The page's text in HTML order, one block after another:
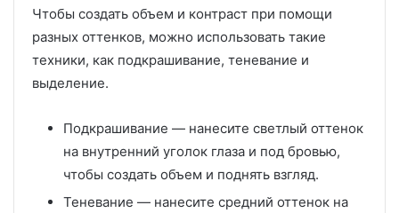
Чтобы создать объем и контраст при помощи
разных оттенков, можно использовать такие
техники, как подкрашивание, теневание и
выделение.
Подкрашивание — нанесите светлый оттенок
на внутренний уголок глаза и под бровью,
чтобы создать объем и поднять взгляд.
Теневание — нанесите средний оттенок на